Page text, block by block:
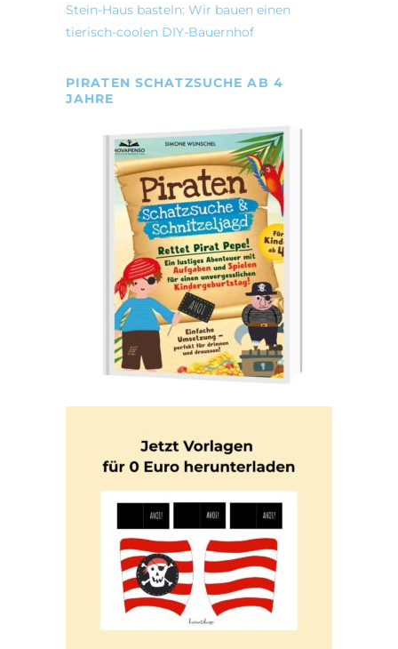
Stein-Haus basteln: Wir bauen einen
tierisch-coolen DIY-Bauernhof
PIRATEN SCHATZSUCHE AB 4
JAHRE